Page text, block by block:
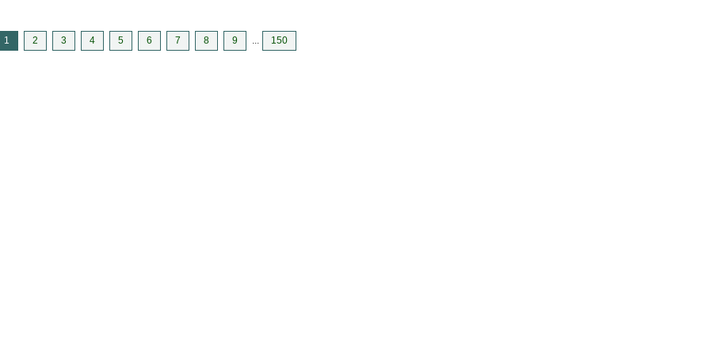
1 2 3 4 5 6 7 8 9 ... 150